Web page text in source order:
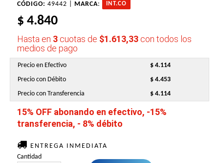
CÓDIGO: 49442 | MARCA: INT.CO
$ 4.840
Hasta en 3 cuotas de $1.613,33 con todos los
medios de pago
Precio en Efectivo
$ 4.114
Precio con Débito
$ 4.453
Precio con Transferencia
$ 4.114
15% OFF abonando en efectivo, -15%
transferencia, - 8% débito
ENTREGA INMEDIATA
Cantidad